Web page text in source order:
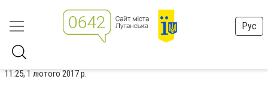
Рус
11:25, 1 лютого 2017 р.